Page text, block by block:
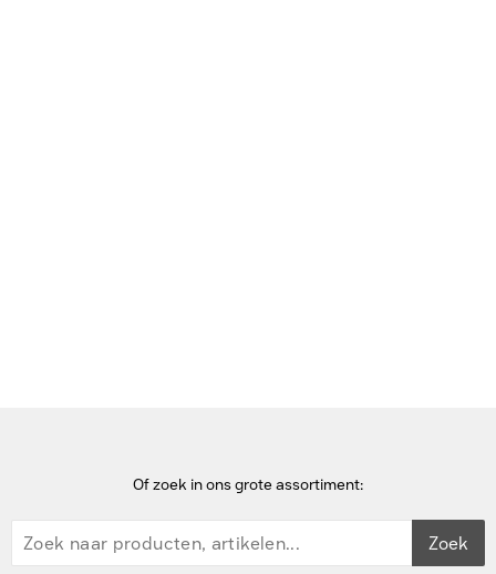
Of zoek in ons grote assortiment:
Zoek